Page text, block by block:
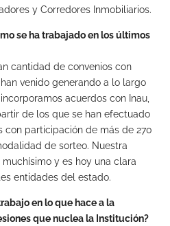
y Corredores Inmobiliarios.
se ha trabajado en los últimos
cantidad de convenios con
venido generando a lo largo
acuerdos con Inau,
de los que se han efectuado
con participación de más de 270
de sorteo. Nuestra
y es hoy una clara
entidades del estado.
en lo que hace a la
que nuclea la Institución?